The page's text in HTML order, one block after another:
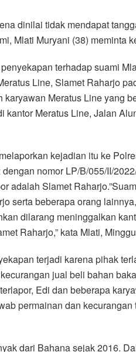
dinilai tidak mendapat
Mlati Muryani (38) meminta
terhadap suami
Line, Slamet Raharjo
Meratus Line yang
kantor Meratus Line, Jalan
kejadian itu ke
nomor LP/B/055/II/
adalah Slamet
serta beberapa orang
dilarang meninggalkan
Raharjo,” kata Mlati,
terjadi karena pihak
jual beli bahan
Edi dan beberapa
permainan dan
dari Bahana sejak 2016.